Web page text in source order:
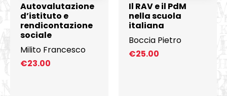
Autovalutazione
d’istituto e
rendicontazione
sociale
Milito Francesco
€23.00
Il RAV e il PdM
nella scuola
italiana
Boccia Pietro
€25.00